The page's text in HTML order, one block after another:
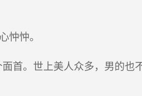
忡。
首。世上美人众多，男的也